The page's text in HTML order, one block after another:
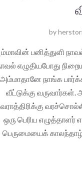
by
பனித்துளி
எழுதியபோது
அம்மாதானே நாங்க
வீட்டுக்கு
ஒரு பெரிய
பெருமையைக்